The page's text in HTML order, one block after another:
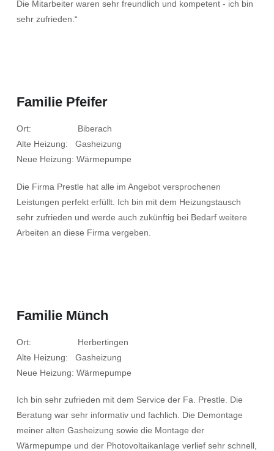
Die Mitarbeiter waren sehr freundlich und kompetent - ich bin
sehr zufrieden.“
Familie Pfeifer
Ort: Biberach
Alte Heizung: Gasheizung
Neue Heizung: Wärmepumpe
Die Firma Prestle hat alle im Angebot versprochenen
Leistungen perfekt erfüllt. Ich bin mit dem Heizungstausch
sehr zufrieden und werde auch zukünftig bei Bedarf weitere
Arbeiten an diese Firma vergeben.
Familie Münch
Ort: Herbertingen
Alte Heizung: Gasheizung
Neue Heizung: Wärmepumpe
Ich bin sehr zufrieden mit dem Service der Fa. Prestle. Die
Beratung war sehr informativ und fachlich. Die Demontage
meiner alten Gasheizung sowie die Montage der
Wärmepumpe und der Photovoltaikanlage verlief sehr schnell,